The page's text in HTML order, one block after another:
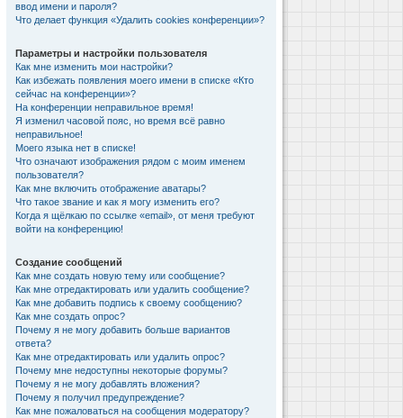
ввод имени и пароля?
Что делает функция «Удалить cookies конференции»?
Параметры и настройки пользователя
Как мне изменить мои настройки?
Как избежать появления моего имени в списке «Кто
сейчас на конференции»?
На конференции неправильное время!
Я изменил часовой пояс, но время всё равно
неправильное!
Моего языка нет в списке!
Что означают изображения рядом с моим именем
пользователя?
Как мне включить отображение аватары?
Что такое звание и как я могу изменить его?
Когда я щёлкаю по ссылке «email», от меня требуют
войти на конференцию!
Создание сообщений
Как мне создать новую тему или сообщение?
Как мне отредактировать или удалить сообщение?
Как мне добавить подпись к своему сообщению?
Как мне создать опрос?
Почему я не могу добавить больше вариантов
ответа?
Как мне отредактировать или удалить опрос?
Почему мне недоступны некоторые форумы?
Почему я не могу добавлять вложения?
Почему я получил предупреждение?
Как мне пожаловаться на сообщения модератору?